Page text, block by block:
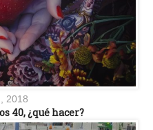
2018
40, ¿qué hacer?